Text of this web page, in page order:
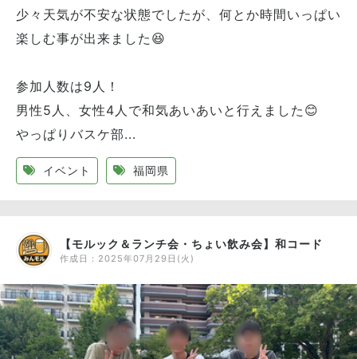
少々天気が不安な状態でしたが、何とか時間いっぱい
楽しむ事が出来ました😆
参加人数は9人！
男性5人、女性4人で和気あいあいと行えました😊
やっぱりバスケ部...
イベント 福岡県
【モルック＆ランチ会・ちょい飲み会】和コード
作成日： 2025年07月29日(火)